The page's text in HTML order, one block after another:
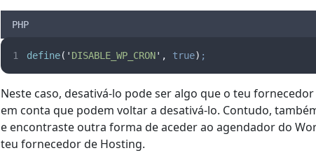
PHP
define( ' DISABLE_WP_CRON' , true) ;
Neste caso, desativá-lo pode ser algo que o teu
em conta que podem voltar a desativá-lo. Contudo,
e encontraste outra forma de aceder ao agendador do
teu fornecedor de Hosting.